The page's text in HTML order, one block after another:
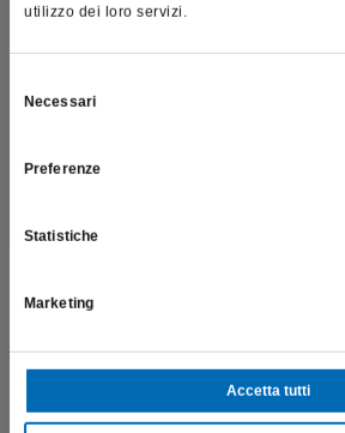
utilizzo dei loro servizi.
delNecessari
Preferenze
Statistiche
Marketing
Accetta tutti
interprossimale con l’inserto sonico Komet
Stripping.
professionali e riporta dati, prodotti e
salute e la sicurezza del paziente;